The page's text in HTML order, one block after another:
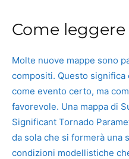
Come
Molte nuove mappe sono
compositi. Questo
come evento certo, ma
favorevole. Una mappa di
Significant Tornado
da sola che si formerà una
condizioni modellistiche